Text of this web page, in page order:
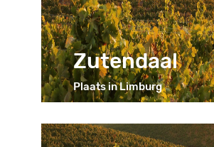
Zutendaal
Plaats in Limburg